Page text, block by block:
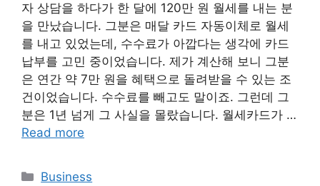
자 상담을 하다가 한 달에 120만 원 월세를 내는 분
을 만났습니다. 그분은 매달 카드 자동이체로 월세
를 내고 있었는데, 수수료가 아깝다는 생각에 카드
납부를 고민 중이었습니다. 제가 계산해 보니 그분
은 연간 약 7만 원을 혜택으로 돌려받을 수 있는 조
건이었습니다. 수수료를 빼고도 말이죠. 그런데 그
분은 1년 넘게 그 사실을 몰랐습니다. 월세카드가 …
Read more
Categories
Business